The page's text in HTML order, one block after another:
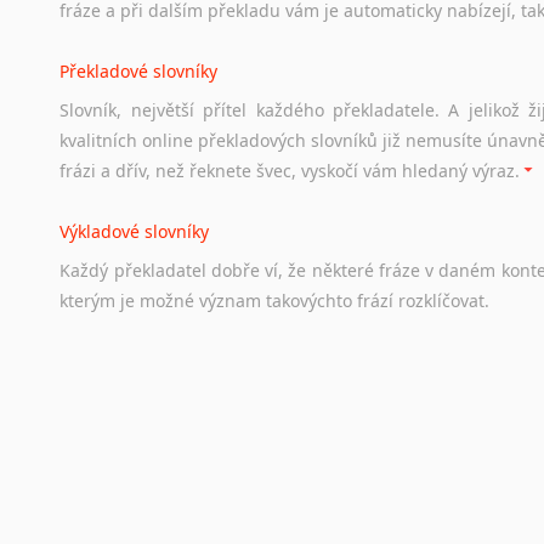
a zázemí, australské univerzity a samozřejmě i osobní
Práce v Austrálii
Odkazy poskytující cenné informace nekomerčního
hledat práci na internetu případně osobní zkušenosti
Hledáte-li
práci
stejná obecná pravidla, jako pro český životopis. Tak dost
fráze a při dalším překladu vám je automaticky nabízejí,
Překladové slovníky
Slovník, největší přítel každého překladatele. A jelikož
kvalitních online překladových slovníků již nemusíte
frázi a dřív, než řeknete švec, vyskočí vám hledaný výraz.
Výkladové slovníky
Každý překladatel dobře ví, že některé fráze v daném
kterým je možné význam takovýchto frází rozklíčovat.